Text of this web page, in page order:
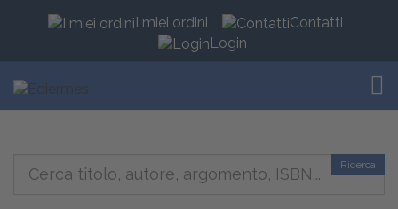
I miei ordini
Contatti
Login
Ricerca